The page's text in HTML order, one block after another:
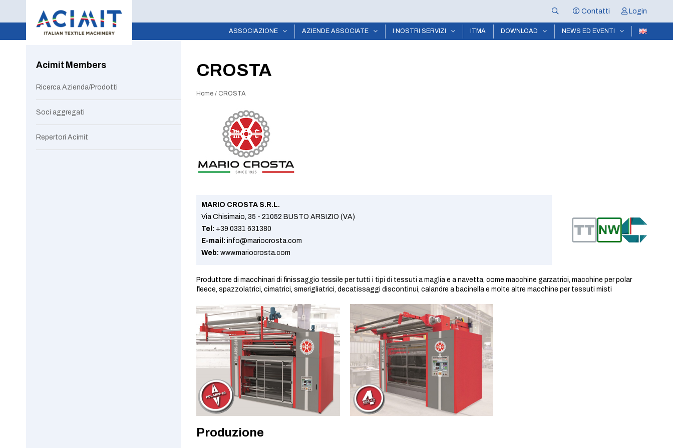
Contatti Login
ASSOCIAZIONE AZIENDE ASSOCIATE I NOSTRI SERVIZI ITMA DOWNLOAD NEWS ED EVENTI
CROSTA
Home / CROSTA
MARIO CROSTA S.R.L.
Via Chisimaio, 35 - 21052 BUSTO ARSIZIO (VA)
Tel: +39 0331 631380
E-mail: info@mariocrosta.com
Web: www.mariocrosta.com
Produttore di macchinari di finissaggio tessile per tutti i tipi di tessuti a maglia e a navetta, come macchine garzatrici, macchine per polar
fleece, spazzolatrici, cimatrici, smerigliatrici, decatissaggi discontinui, calandre a bacinella e molte altre macchine per tessuti misti
Produzione
Acimit Members
Ricerca Azienda/Prodotti
Soci aggregati
Repertori Acimit